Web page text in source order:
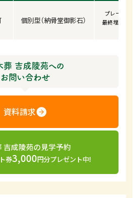
個別型（納骨堂御影石）
プレート代
最終埋葬より
葬 吉成陵苑への
お問い合わせ
資料請求
吉成陵苑の見学予約
券3,000円分プレゼント中!